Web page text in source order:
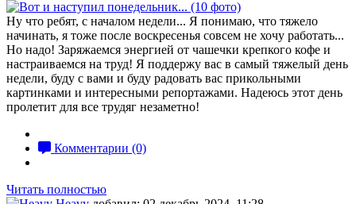
Ну что ребят, с началом недели... Я понимаю, что тяжело
начинать, я тоже после воскресенья совсем не хочу работать...
Но надо! Заряжаемся энергией от чашечки крепкого кофе и
настраиваемся на труд! Я поддержу вас в самый тяжелый день
недели, буду с вами и буду радовать вас прикольными
картинками и интересными репортажами. Надеюсь этот день
пролетит для все трудяг незаметно!
Комментарии (0)
Читать полностью